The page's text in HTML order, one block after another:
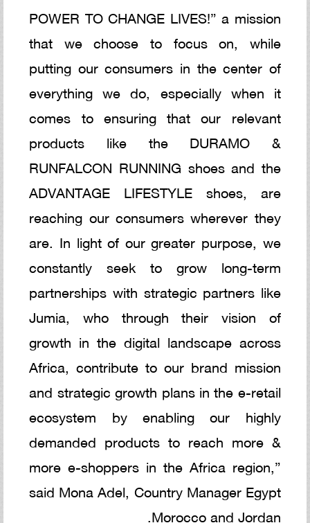
POWER TO CHANGE LIVES!” a mission
that we choose to focus on, while
putting our consumers in the center of
everything we do, especially when it
comes to ensuring that our relevant
products like the DURAMO &
RUNFALCON RUNNING shoes and the
ADVANTAGE LIFESTYLE shoes, are
reaching our consumers wherever they
are. In light of our greater purpose, we
constantly seek to grow long-term
partnerships with strategic partners like
Jumia, who through their vision of
growth in the digital landscape across
Africa, contribute to our brand mission
and strategic growth plans in the e-retail
ecosystem by enabling our highly
demanded products to reach more &
more e-shoppers in the Africa region,”
said Mona Adel, Country Manager Egypt
Morocco and Jordan.